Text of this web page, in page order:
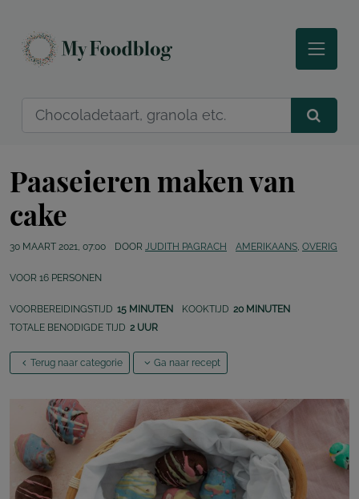
Paaseieren maken van
cake
30 MAART 2021, 07:00 DOOR JUDITH PAGRACH AMERIKAANS, OVERIG
VOOR 16 PERSONEN
VOORBEREIDINGSTIJD 15 MINUTEN KOOKTIJD 20 MINUTEN
TOTALE BENODIGDE TIJD 2 UUR
Terug naar categorie Ga naar recept